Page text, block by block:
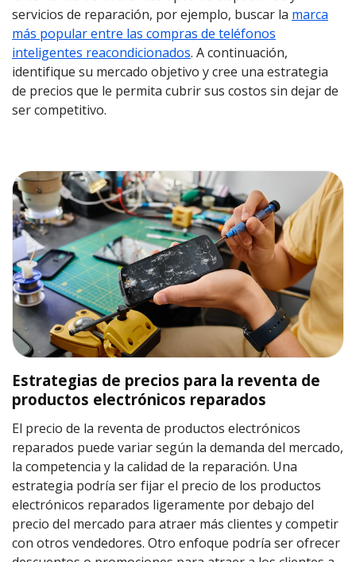
servicios de reparación, por ejemplo, buscar la marca
más popular entre las compras de teléfonos
inteligentes reacondicionados. A continuación,
identifique su mercado objetivo y cree una estrategia
de precios que le permita cubrir sus costos sin dejar de
ser competitivo.
Estrategias de precios para la reventa de
productos electrónicos reparados
El precio de la reventa de productos electrónicos
reparados puede variar según la demanda del mercado,
la competencia y la calidad de la reparación. Una
estrategia podría ser fijar el precio de los productos
electrónicos reparados ligeramente por debajo del
precio del mercado para atraer más clientes y competir
con otros vendedores. Otro enfoque podría ser ofrecer